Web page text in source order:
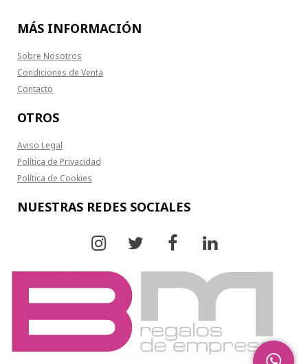
MÁS INFORMACIÓN
Sobre Nosotros
Condiciones de Venta
Contacto
OTROS
Aviso Legal
Política de Privacidad
Política de Cookies
NUESTRAS REDES SOCIALES